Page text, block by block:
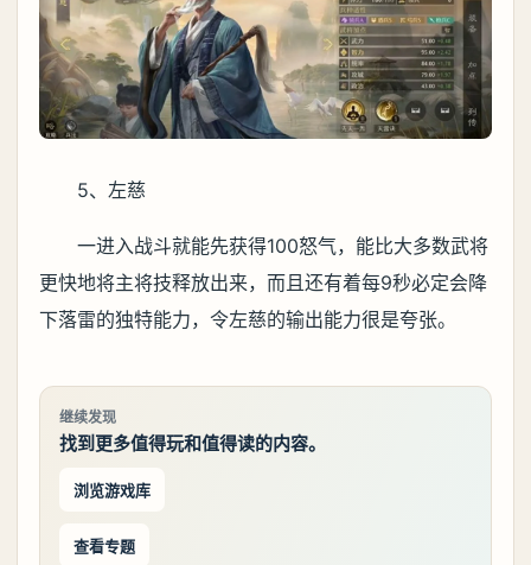
5、左慈
一进入战斗就能先获得100怒气，能比大多数武将
更快地将主将技释放出来，而且还有着每9秒必定会降
下落雷的独特能力，令左慈的输出能力很是夸张。
继续发现
找到更多值得玩和值得读的内容。
浏览游戏库
查看专题